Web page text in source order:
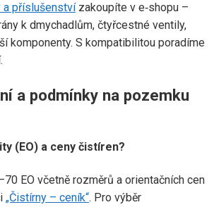
a příslušenstvízakoupíte v e‑shopu –
k dmychadlům, čtyřcestné ventily,
komponenty. S kompatibilitou poradíme
a podmínky na pozemku
(EO) a ceny čistíren?
EO včetně rozměrů a orientačních cen
„Čistírny – ceník“. Pro výběr